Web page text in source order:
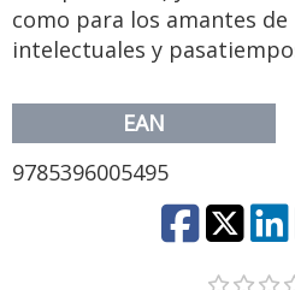
como para los amantes de
intelectuales y
EAN
9785396005495